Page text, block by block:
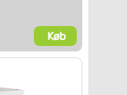
Køb